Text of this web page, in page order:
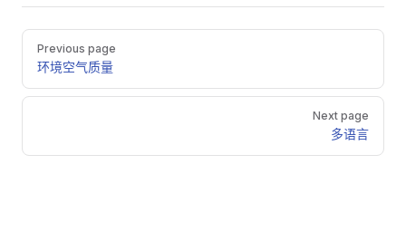
PagerPrevious page
环境空气质量
Next page
多语言